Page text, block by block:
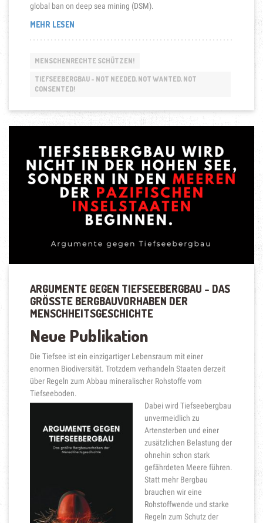
global ban on deep sea mining (DSM).
MEHR LESEN„PACIFIC
MAINTAINS
FOR
A
BAN
ON
SEA
MINING“
MENSCHENRECHTE SCHÜTZEN!
TIEFSEEBERGBAU - NOT NEEDED, NOT WANTED, NOT
CONSENTED!
ARGUMENTE GEGEN TIEFSEEBERGBAU – DAS
GRÖSSTE BERGBAUVORHABEN DER M
ENSCHHEITSGESCHICHTE
Neue Publikation
Die Tiefsee ist ein einzigartiger Lebensraum mit einer
enormen Biodiversität. Trotzdem verhandeln Staaten derzeit
über Regeln zum Abbau mineralischer Rohstoffe vom
Tiefseeboden.
Dabei wird Tiefseebergbau
unvermeidlich zu
Artensterben und einer
zusätzlichen Belastung der
ohnehin schon stark
gefährdeten Meere führen.
Statt mehr Bergbau
brauchen wir eine
Rohstoffwende und starke
Regeln zum Schutz der